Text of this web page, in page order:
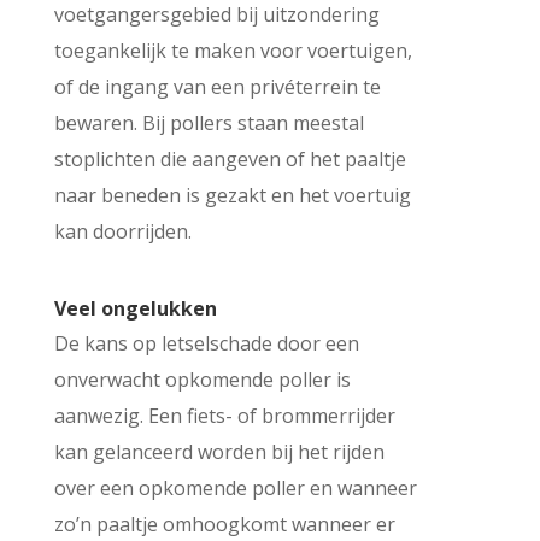
voetgangersgebied bij uitzondering
toegankelijk te maken voor voertuigen,
of de ingang van een privéterrein te
bewaren. Bij pollers staan meestal
stoplichten die aangeven of het paaltje
naar beneden is gezakt en het voertuig
kan doorrijden.
Veel ongelukken
De kans op letselschade door een
onverwacht opkomende poller is
aanwezig. Een fiets- of brommerrijder
kan gelanceerd worden bij het rijden
over een opkomende poller en wanneer
zo’n paaltje omhoogkomt wanneer er